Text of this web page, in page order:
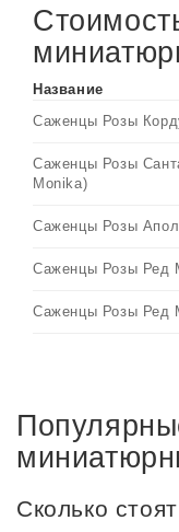
Название
Саженцы Розы
Саженцы Розы
Monika)
Саженцы Розы
Саженцы Розы Ред
Саженцы Розы Ред
Сколько